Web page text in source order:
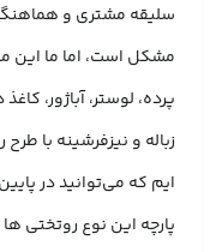
سلیقه مشتری و هماهنگ
مشکل است، اما ما این
پرده، لوستر، آباژور،
زباله و نیزفرشینه با
ایم که می‌توانید در
پارچه این نوع روتختی